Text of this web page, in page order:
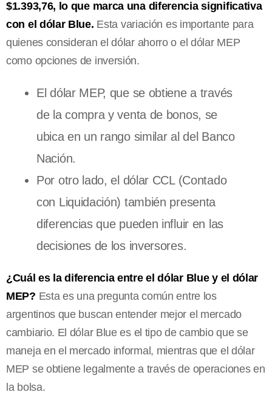
$1.393,76, lo que marca una diferencia significativa
con el dólar Blue. Esta variación es importante para
quienes consideran el dólar ahorro o el dólar MEP
como opciones de inversión.
El dólar MEP, que se obtiene a través
de la compra y venta de bonos, se
ubica en un rango similar al del Banco
Nación.
Por otro lado, el dólar CCL (Contado
con Liquidación) también presenta
diferencias que pueden influir en las
decisiones de los inversores.
¿Cuál es la diferencia entre el dólar Blue y el dólar
MEP? Esta es una pregunta común entre los
argentinos que buscan entender mejor el mercado
cambiario. El dólar Blue es el tipo de cambio que se
maneja en el mercado informal, mientras que el dólar
MEP se obtiene legalmente a través de operaciones en
la bolsa.